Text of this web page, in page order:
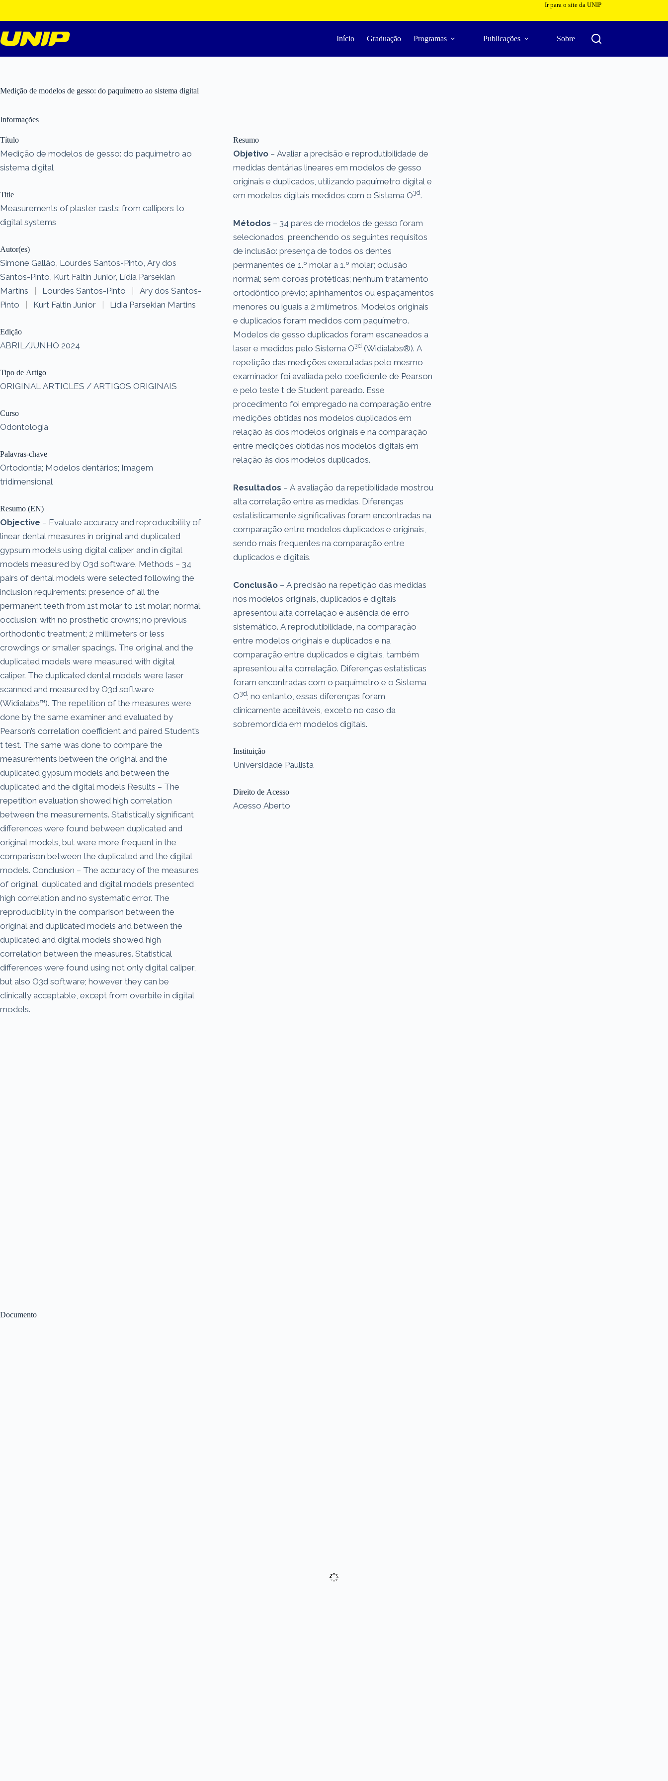
o
conteúdo
Ir para o site da UNIP
Início Graduação Programas Publicações Sobre
Medição de modelos de gesso: do paquímetro ao sistema digital
Documento
Informações
Título
Medição de modelos de gesso: do paquímetro ao
sistema digital
Title
Measurements of plaster casts: from callipers to
digital systems
Autor(es)
Simone Gallão, Lourdes Santos-Pinto, Ary dos
Santos-Pinto, Kurt Faltin Junior, Lídia Parsekian
Martins
| Lourdes Santos-Pinto |
Ary dos Santos-
Pinto
| Kurt Faltin Junior | Lídia Parsekian Martins
Edição
ABRIL/JUNHO 2024
Tipo de Artigo
ORIGINAL ARTICLES / ARTIGOS ORIGINAIS
Curso
Odontologia
Palavras-chave
Ortodontia; Modelos dentários; Imagem
tridimensional
Resumo (EN)
Objective – Evaluate accuracy and reproducibility of
linear dental measures in original and duplicated
gypsum models using digital caliper and in digital
models measured by O3d software. Methods – 34
pairs of dental models were selected following the
inclusion requirements: presence of all the
permanent teeth from 1st molar to 1st molar; normal
occlusion; with no prosthetic crowns; no previous
orthodontic treatment; 2 millimeters or less
crowdings or smaller spacings. The original and the
duplicated models were measured with digital
caliper. The duplicated dental models were laser
scanned and measured by O3d software
(Widialabs™). The repetition of the measures were
done by the same examiner and evaluated by
Pearson’s correlation coefficient and paired Student’s
t test. The same was done to compare the
measurements between the original and the
duplicated gypsum models and between the
duplicated and the digital models Results – The
repetition evaluation showed high correlation
between the measurements. Statistically significant
differences were found between duplicated and
original models, but were more frequent in the
comparison between the duplicated and the digital
models. Conclusion – The accuracy of the measures
of original, duplicated and digital models presented
high correlation and no systematic error. The
reproducibility in the comparison between the
original and duplicated models and between the
duplicated and digital models showed high
correlation between the measures. Statistical
differences were found using not only digital caliper,
but also O3d software; however they can be
clinically acceptable, except from overbite in digital
models.
Resumo
Objetivo – Avaliar a precisão e reprodutibilidade de
medidas dentárias lineares em modelos de gesso
originais e duplicados, utilizando paquímetro digital e
em modelos digitais medidos com o Sistema O3d.
Métodos – 34 pares de modelos de gesso foram
selecionados, preenchendo os seguintes requisitos
de inclusão: presença de todos os dentes
permanentes de 1.º molar a 1.º molar; oclusão
normal; sem coroas protéticas; nenhum tratamento
ortodôntico prévio; apinhamentos ou espaçamentos
menores ou iguais a 2 milímetros. Modelos originais
e duplicados foram medidos com paquímetro.
Modelos de gesso duplicados foram escaneados a
laser e medidos pelo Sistema O3d (Widialabs®). A
repetição das medições executadas pelo mesmo
examinador foi avaliada pelo coeficiente de Pearson
e pelo teste t de Student pareado. Esse
procedimento foi empregado na comparação entre
medições obtidas nos modelos duplicados em
relação às dos modelos originais e na comparação
entre medições obtidas nos modelos digitais em
relação às dos modelos duplicados.
Resultados – A avaliação da repetibilidade mostrou
alta correlação entre as medidas. Diferenças
estatisticamente significativas foram encontradas na
comparação entre modelos duplicados e originais,
sendo mais frequentes na comparação entre
duplicados e digitais.
Conclusão – A precisão na repetição das medidas
nos modelos originais, duplicados e digitais
apresentou alta correlação e ausência de erro
sistemático. A reprodutibilidade, na comparação
entre modelos originais e duplicados e na
comparação entre duplicados e digitais, também
apresentou alta correlação. Diferenças estatísticas
foram encontradas com o paquímetro e o Sistema
O3d; no entanto, essas diferenças foram
clinicamente aceitáveis, exceto no caso da
sobremordida em modelos digitais.
Instituição
Universidade Paulista
Direito de Acesso
Acesso Aberto